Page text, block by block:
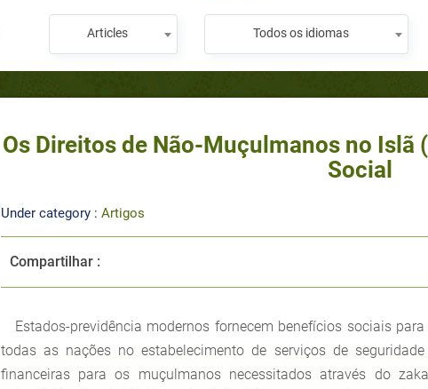
Articles Todos os idiomas
Os Direitos de Não-Muçulmanos no Islã
Social
Under category : Artigos
Compartilhar :
Estados-previdência modernos fornecem benefícios sociais
todas as nações no estabelecimento de serviços de
financeiras para os muçulmanos necessitados através do